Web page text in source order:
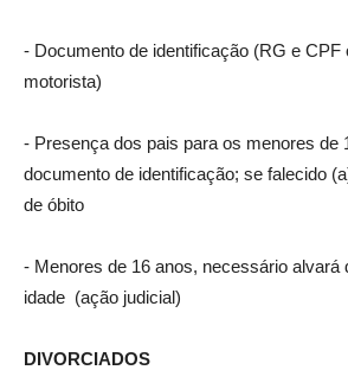
‐ Documento de identificação (RG e CPF
motorista)
‐ Presença dos pais para os menores de
documento de identificação; se falecido
de óbito
‐ Menores de 16 anos, necessário alvará
idade (ação judicial)
DIVORCIADOS